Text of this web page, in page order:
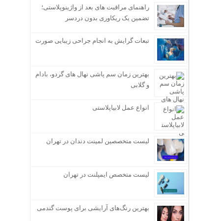
راهنمای مراقبت های بعد از واژینوپلاستی؛
تضمین یک ریکاوری بدون دردسر
تبعات گرایش به انجام جراحی زیبایی صورت
بهترین زمان سم پاشی نهال های گردو، بادام
و گلابی
انواع عمل لابیاپلاستی
لیست متخصصین لمینت دندان در تهران
لیست متخصص ایمپلنت در تهران
بهترین رنگ‌های آرایشی برای پوست گندمی